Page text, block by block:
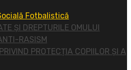
Fotbalistică
ȘI DREPTURILE OMULUI
RASISM
PROTECȚIA COPIILOR ȘI A